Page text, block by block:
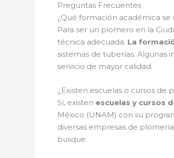
Preguntas Frecuentes
¿Qué formación académica
Para ser un plomero en la
técnica adecuada. La
sistemas de tuberías. Algunas
servicio de mayor calidad.
¿Existen escuelas o cursos de
Sí, existen escuelas y cursos
México (UNAM) con su
diversas empresas de
busque.